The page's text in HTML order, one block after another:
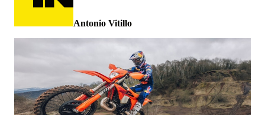
Antonio Vitillo